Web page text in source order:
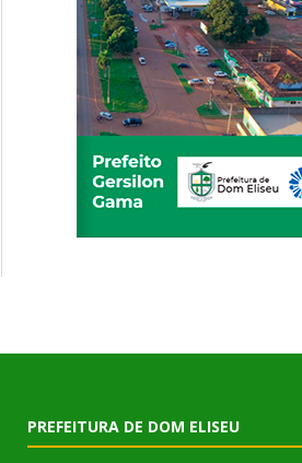
PREFEITURA DE DOM ELISEU